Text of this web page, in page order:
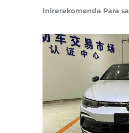
Inirerekomenda Para